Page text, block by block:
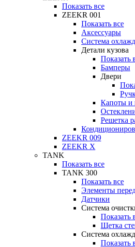
Показать все
ZEEKR 001
Показать все
Аксессуары
Система
Детали кузова
Показать
Бамперы
Двери
Капоты и
Решетка
ZEEKR 009
ZEEKR X
TANK
Показать все
TANK 300
Показать все
Элементы
Датчики
Система
Показать
Щетка
Система
Показать